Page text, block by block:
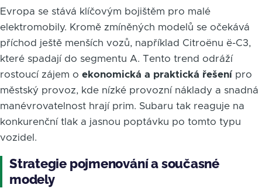
Evropa se stává klíčovým bojištěm pro malé
elektromobily. Kromě zmíněných modelů se očekává
příchod ještě menších vozů, například Citroënu ë-C3,
které spadají do segmentu A. Tento trend odráží
rostoucí zájem o ekonomická a praktická řešení pro
městský provoz, kde nízké provozní náklady a snadná
manévrovatelnost hrají prim. Subaru tak reaguje na
konkurenční tlak a jasnou poptávku po tomto typu
vozidel.
Strategie pojmenování a současné
modely